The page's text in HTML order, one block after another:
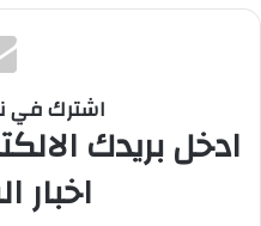
اشترك في
ادخل بريدك
اخبار